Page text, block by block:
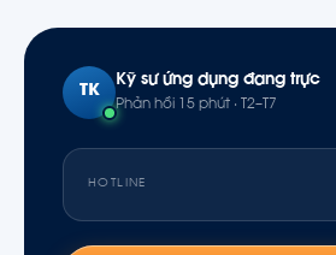
trợ lắp đặt, bảo hành chính hãng.
TK
Kỹ sư ứng dụng đang trực
Phản hồi 15 phút · T2–T7
HOTLINE